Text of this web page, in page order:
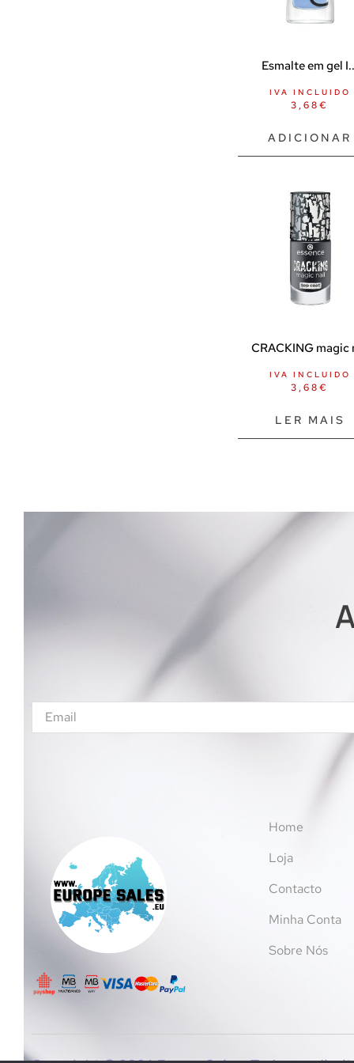
Pás BDSM
Jogo de cartas colecionáveis
Licenças
Minecraft
Puzzles e construções
Limpeza e cuidado infantil
Mamã
Lactação
Utensílios infantis
Esmalte em gel
3,68€
IVA INCLUIDO
ADICIONAR
CRACKING magic
3,68€
IVA INCLUIDO
LER MAIS
Home
Loja
Contacto
Minha Conta
Sobre Nós